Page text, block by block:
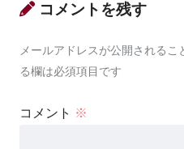
コメントを残す
メールアドレスが公開されるこ
る欄は必須項目です
コメント ※